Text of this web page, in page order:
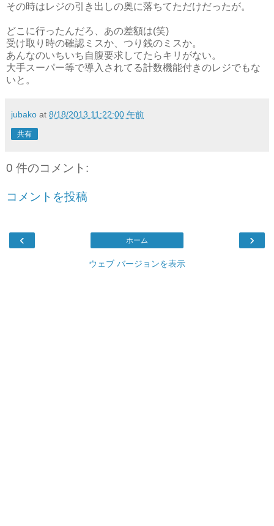
その時はレジの引き出しの奥に落ちてただけだったが。
どこに行ったんだろ、あの差額は(笑)
受け取り時の確認ミスか、つり銭のミスか。
あんなのいちいち自腹要求してたらキリがない。
大手スーパー等で導入されてる計数機能付きのレジでもな
いと。
jubako at 8/18/2013 11:22:00 午前
共有
0 件のコメント:
コメントを投稿
‹ ›
ホーム
ウェブ バージョンを表示